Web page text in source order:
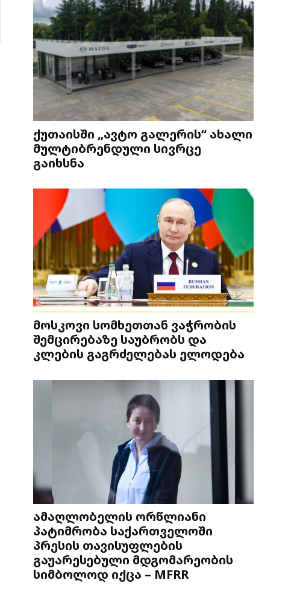
ქუთაისში „ავტო გალერის“ ახალი
მულტიბრენდული სივრცე
გაიხსნა
მოსკოვი სომხეთთან ვაჭრობის
შემცირებაზე საუბრობს და
კლების გაგრძელებას ელოდება
ამაღლობელის ორწლიანი
პატიმრობა საქართველოში
პრესის თავისუფლების
გაუარესებული მდგომარეობის
სიმბოლოდ იქცა – MFRR